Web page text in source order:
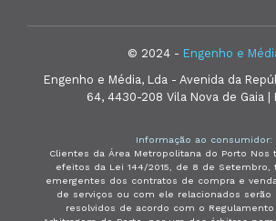
© 2024 - Engenho e
Engenho e Média, Lda - Avenida da
64, 4430-208 Vila Nova de Gaia |
Informação ao consumidor:
Clientes da Área Metropolitana do Porto Nos
efeitos da Lei 144/2015, de 8 de Setembro,
emergentes dos contratos de compra e
de serviços ou com ele relacionados serão
resolvidos de acordo com o